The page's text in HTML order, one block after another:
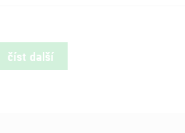
číst další